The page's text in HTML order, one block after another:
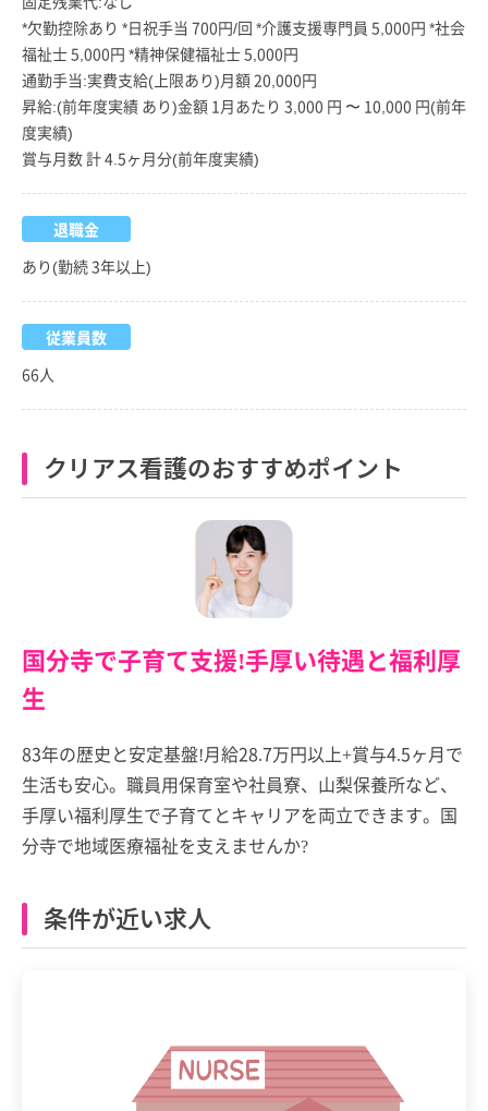
*欠勤控除あり *日祝手当 700円/回 *介護支援専門員 5,000円 *社会
福祉士 5,000円 *精神保健福祉士 5,000円
通勤手当:実費支給(上限あり)月額 20,000円
昇給:(前年度実績 あり)金額 1月あたり 3,000 円 〜 10,000 円(前年
度実績)
賞与月数 計 4.5ヶ月分(前年度実績)
退職金
あり(勤続 3年以上)
従業員数
66人
クリアス看護のおすすめポイント
国分寺で子育て支援!手厚い待遇と福利厚
生
83年の歴史と安定基盤!月給28.7万円以上+賞与4.5ヶ月で
生活も安心。職員用保育室や社員寮、山梨保養所など、
手厚い福利厚生で子育てとキャリアを両立できます。国
分寺で地域医療福祉を支えませんか?
条件が近い求人